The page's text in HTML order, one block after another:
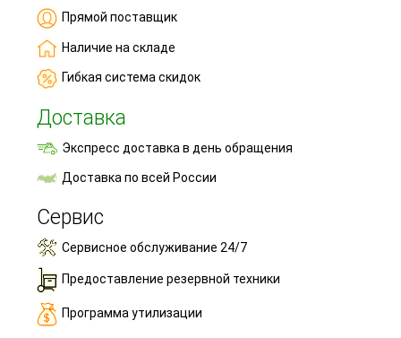
Прямой поставщик
Наличие на складе
Гибкая система скидок
Доставка
Экспресс доставка в день обращения
Доставка по всей России
Сервис
Сервисное обслуживание 24/7
Предоставление резервной техники
Программа утилизации